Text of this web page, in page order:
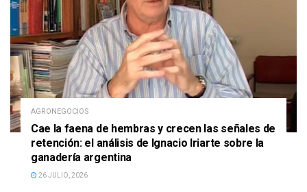
AGRONEGOCIOS
Cae la faena de hembras y crecen las señales de
retención: el análisis de Ignacio Iriarte sobre la
ganadería argentina
26 JULIO, 2026